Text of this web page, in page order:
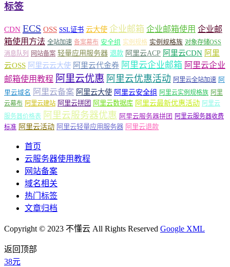
标签
CDN ECS OSS SSL证书 云大使 企业邮箱 企业邮箱使用 企业邮
箱使用方法 全站加速 备案幕布 安全组 实例规格 实例规格族 对象存储OSS
消息队列
网站备案 轻量应用服务器 退款 阿里云ACP 阿里云CDN 阿里
云OSS 阿里云云大使 阿里云代金券 阿里云企业邮箱 阿里云企业
邮箱使用教程 阿里云优惠 阿里云优惠活动 阿里云全站加速 阿
里云域名 阿里云备案 阿里云大使 阿里云安全组 阿里云实例规格族 阿里
云幕布 阿里云建站 阿里云拼团 阿里云数据库 阿里云最新优惠活动 阿里云
服务器价格表 阿里云服务器优惠 阿里云服务器拼团 阿里云服务器收费
标准 阿里云活动 阿里云轻量应用服务器 阿里云退款
首页
云服务器使用教程
网站备案
域名相关
热门标签
文章归档
Copyright © 2023 不懂云 All Rights Reserved Google XML
返回顶部
38元